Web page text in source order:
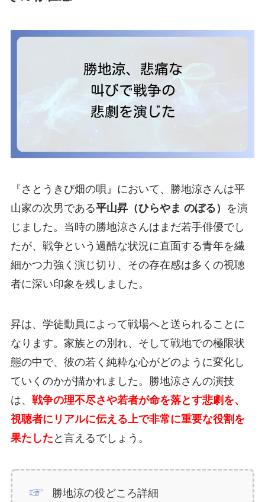
『さとうきび畑の唄』において、勝地涼さんは平
山家の次男である平山昇（ひらやま のぼる）
を演
じました。当時の勝地涼さんはまだ若手俳優でし
たが、戦争という過酷な状況に直面する青年を繊
細かつ力強く演じ切り、その存在感は多くの視聴
者に深い印象を残しました。
昇は、学徒動員によって戦場へと送られることに
なります。家族との別れ、そして戦地での極限状
態の中で、彼の若く純粋な心がどのように変化し
ていくのかが描かれました。勝地涼さんの演技
は、 戦争の理不尽さや若者が命を落とす悲劇を、
視聴者にリアルに伝える上で非常に重要な役割を
果たした と言えるでしょう。
勝地涼の役どころ詳細